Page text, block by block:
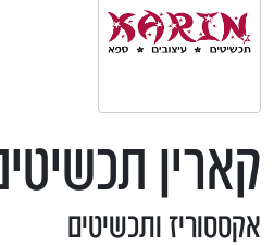
קארין
אקססוריז ותכשיטים